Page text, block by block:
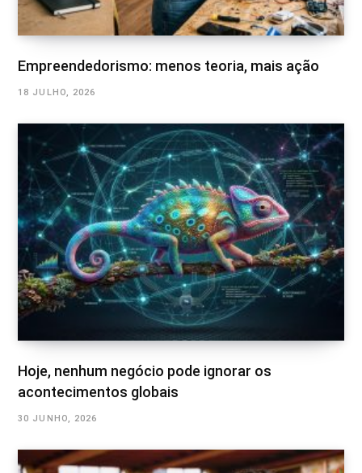
Empreendedorismo: menos teoria, mais ação
18 JULHO, 2026
Hoje, nenhum negócio pode ignorar os
acontecimentos globais
30 JUNHO, 2026